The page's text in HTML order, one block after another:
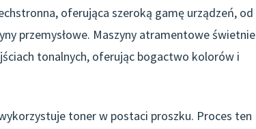
oferująca szeroką gamę urządzeń, od
przemysłowe. Maszyny atramentowe świetnie
tonalnych, oferując bogactwo kolorów i
toner w postaci proszku. Proces ten